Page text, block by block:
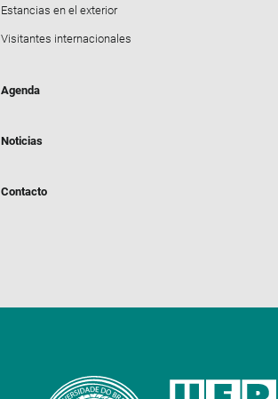
Estancias en el exterior
Visitantes internacionales
Agenda
Noticias
Contacto